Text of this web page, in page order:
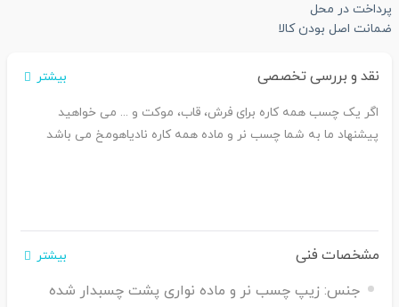
پرداخت در محل
ضمانت اصل بودن کالا
نقد و بررسی تخصصی بیشتر
اگر یک چسب همه کاره برای فرش، قاب، موکت و ... می خواهید
پیشنهاد ما به شما چسب نر و ماده همه کاره نادیاهومخ می باشد
مشخصات فنی بیشتر
جنس: زیپ چسب نر و ماده نواری پشت چسبدار شده